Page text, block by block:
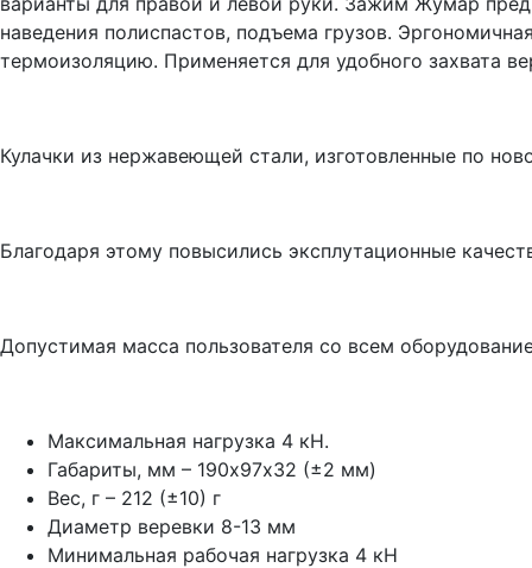
наведения полиспастов, подъема грузов.
термоизоляцию. Применяется для удобного захвата
Кулачки из нержавеющей стали, изготовленные по
Благодаря этому повысились эксплутационные
Допустимая масса пользователя со всем
Максимальная нагрузка 4 кН.
Габариты, мм – 190х97х32 (±2 мм)
Вес, г – 212 (±10) г
Диаметр веревки 8-13 мм
Минимальная рабочая нагрузка 4 кН